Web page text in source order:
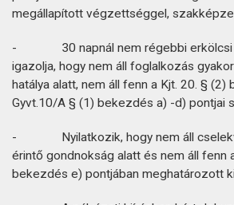
megállapított végzettséggel,
- 30 napnál nem régebbi erkölcsi
igazolja, hogy nem áll foglalkozás
hatálya alatt, nem áll fenn a Kjt. 20. § (2)
Gyvt.10/A § (1) bekezdés a) -d) pontjai
- Nyilatkozik, hogy nem áll
érintő gondnokság alatt és nem áll fenn
bekezdés e) pontjában meghatározott